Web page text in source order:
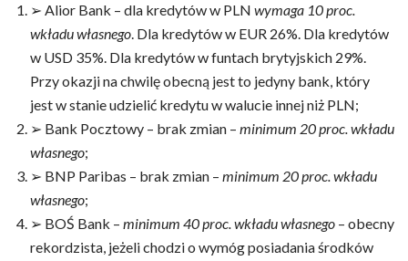
➢ Alior Bank – dla kredytów w PLN wymaga 10 proc.
wkładu własnego. Dla kredytów w EUR 26%. Dla kredytów
w USD 35%. Dla kredytów w funtach brytyjskich 29%.
Przy okazji na chwilę obecną jest to jedyny bank, który
jest w stanie udzielić kredytu w walucie innej niż PLN;
➢ Bank Pocztowy – brak zmian – minimum 20 proc. wkładu
własnego;
➢ BNP Paribas – brak zmian – minimum 20 proc. wkładu
własnego;
➢ BOŚ Bank – minimum 40 proc. wkładu własnego – obecny
rekordzista, jeżeli chodzi o wymóg posiadania środków